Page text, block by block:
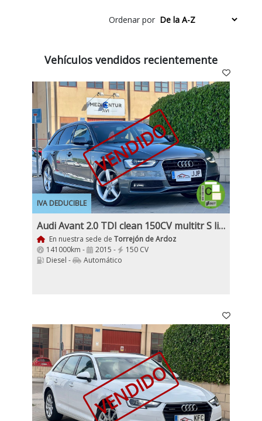
Ordenar por
Vehículos vendidos recientemente
IVA DEDUCIBLE
VENDIDO
Audi Avant 2.0 TDI clean 150CV multitr S line + Paq. Negocios + Cuero + Bang & Olufsen + Bola, Etiqueta C
En nuestra sede de Torrejón de Ardoz
141000km -
2015 -
150 CV
Diesel -
Automático
VENDIDO